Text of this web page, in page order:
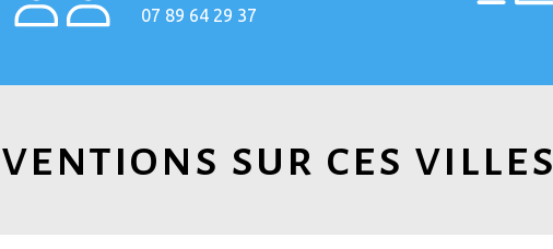
07 89 64 29 37
sur ces villes